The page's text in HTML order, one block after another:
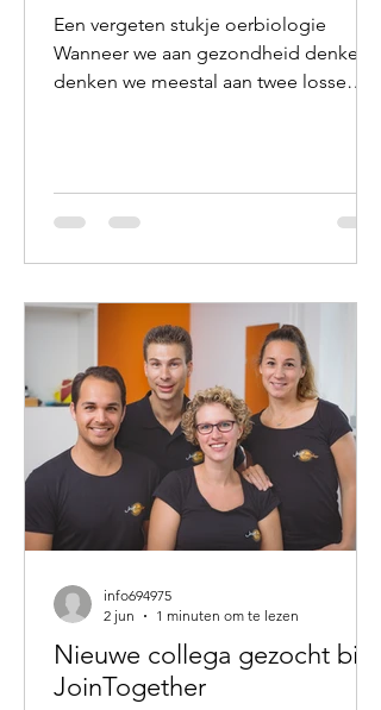
Een vergeten stukje oerbiologie
Wanneer we aan gezondheid denken,
denken we meestal aan twee losse
bewegen essentieel is voor onze
gezondheid. Maar zelden staan we stil
perspectief interessant. Onze
voorouders stonden niet op, liepen
naar de koelkast, maakten een ontbijt
en gingen vervolgens achter een
beeldscherm
Nieuwe collega gezocht bij
JoinTogether
info694975
2 jun
1 minuten om te lezen